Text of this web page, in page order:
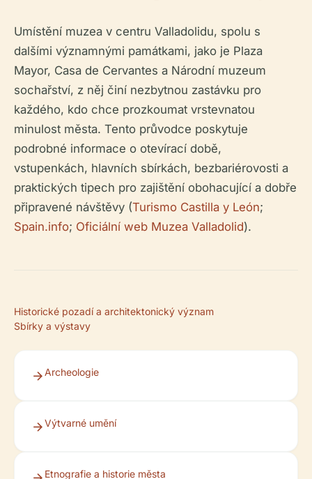
Umístění muzea v centru Valladolidu, spolu s
dalšími významnými památkami, jako je Plaza
Mayor, Casa de Cervantes a Národní muzeum
sochařství, z něj činí nezbytnou zastávku pro
každého, kdo chce prozkoumat vrstevnatou
minulost města. Tento průvodce poskytuje
podrobné informace o otevírací době,
vstupenkách, hlavních sbírkách, bezbariérovosti a
praktických tipech pro zajištění obohacující a dobře
připravené návštěvy (Turismo Castilla y León;
Spain.info; Oficiální web Muzea Valladolid).
Historické pozadí a architektonický význam
Sbírky a výstavy
Archeologie
Výtvarné umění
Etnografie a historie města